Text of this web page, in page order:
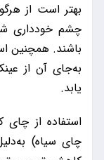
بهتر است از
چشم خودداری
باشند. همچنین
به‌جای آن از
یابد.
استفاده از
چای سیاه)